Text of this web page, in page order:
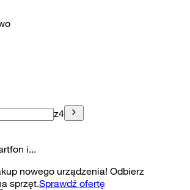
z4
i...
nowego urządzenia! Odbierz
sprzęt.Sprawdź ofertę